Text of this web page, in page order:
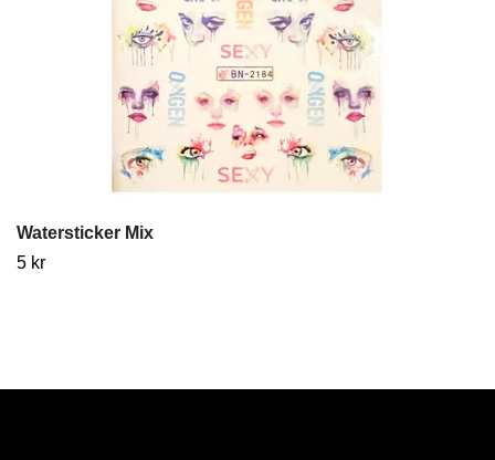
Watersticker Mix
5 kr